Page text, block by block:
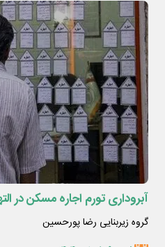
آبروداری تورم اجاره مسکن در
گروه زیربنایی رضا پورحسین